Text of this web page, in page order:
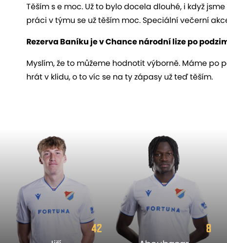
Těším s e moc. Už to bylo docela dlouhé, i když
práci v týmu se už těším moc. Speciální večerní
Rezerva Baníku je v Chance národní lize po
Myslím, že to můžeme hodnotit výborně. Máme po
hrát v klidu, o to víc se na ty zápasy už teď těším.
42 8